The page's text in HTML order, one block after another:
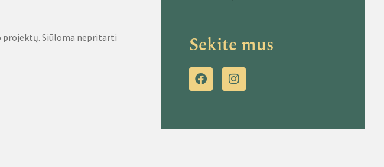
projektų. Siūloma nepritarti
Sekite mus